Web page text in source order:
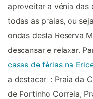
aproveitar a vénia das
todas as praias, ou
ondas desta Reserva
descansar e relaxar.
casas de férias na
a destacar: : Praia da
de Portinho Correia,